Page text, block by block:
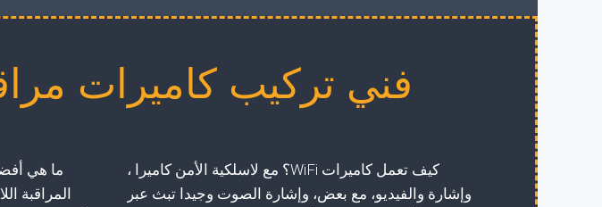
فني تركيب كاميرات
كيف تعمل كاميرات WiFi؟ مع لاسلكية الأمن كاميرا ،
وإشارة والفيديو، مع بعض، وإشارة الصوت وجيدا تبث عبر